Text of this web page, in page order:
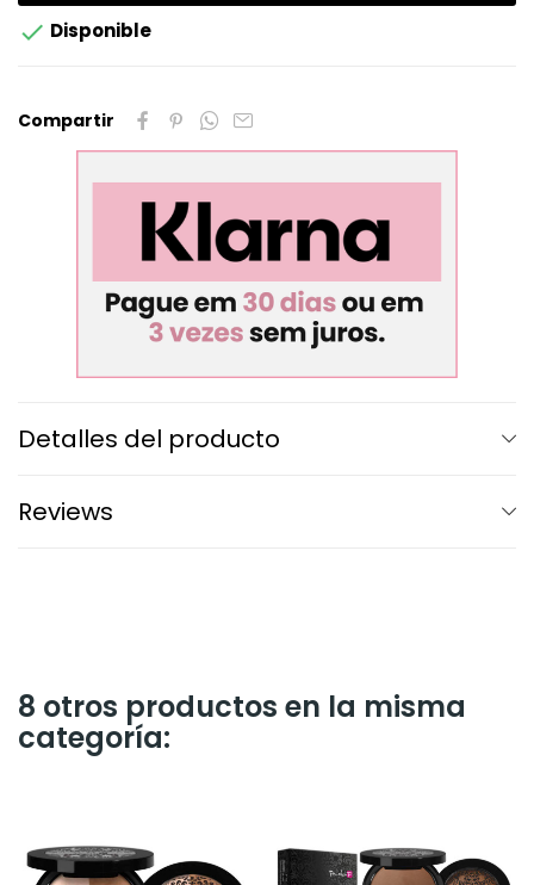
 Disponible
Compartir
Detalles del producto
Reviews
8 otros productos en la misma
categoría: